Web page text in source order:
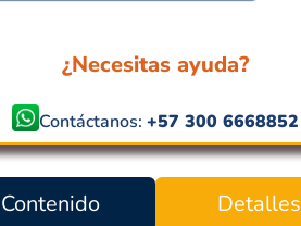
¿Necesitas ayuda?
Contáctanos: +57 300 6668852
Contenido Detalles